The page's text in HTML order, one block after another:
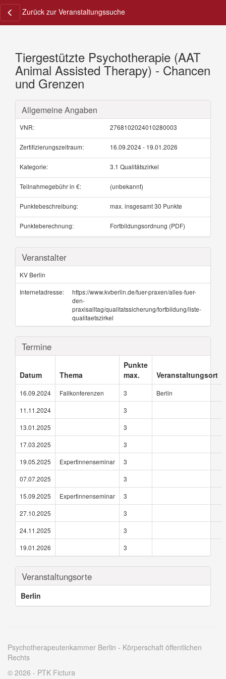
Zurück zur Veranstaltungssuche
Tiergestützte Psychotherapie (AAT
Animal Assisted Therapy) - Chancen
und Grenzen
Allgemeine Angaben
VNR: 2768102024010280003
Zertifizierungszeitraum: 16.09.2024 - 19.01.2026
Kategorie: 3.1 Qualitätszirkel
Teilnahmegebühr in €: (unbekannt)
Punktebeschreibung: max. insgesamt 30 Punkte
Punkteberechnung: Fortbildungsordnung (PDF)
Veranstalter
KV Berlin
Internetadresse:
https://www.kvberlin.de/fuer-praxen/alles-fuer-
den-
praxisalltag/qualitatssicherung/fortbildung/liste-
qualitaetszirkel
Termine
Datum Thema
Punkte
max.
Veranstaltungsort
16.09.2024 Fallkonferenzen 3
Berlin
11.11.2024
3
13.01.2025
3
17.03.2025
3
19.05.2025
Expertinnenseminar
3
07.07.2025
3
15.09.2025
Expertinnenseminar
3
27.10.2025
3
24.11.2025
3
19.01.2026
3
Veranstaltungsorte
Berlin
Psychotherapeutenkammer Berlin - Körperschaft öffentlichen
Rechts
© 2026 - PTK Fictura